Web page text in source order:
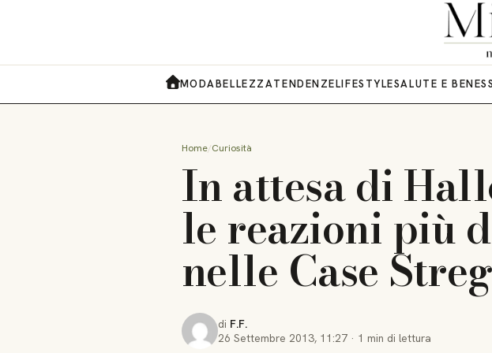
MODABELLEZZATENDENZELIFESTYLESALUTE E
Home Curiosità
In attesa di
le reazioni più
nelle Case
di F.F.
26 Settembre 2013, 11:27 · 1 min di lettura